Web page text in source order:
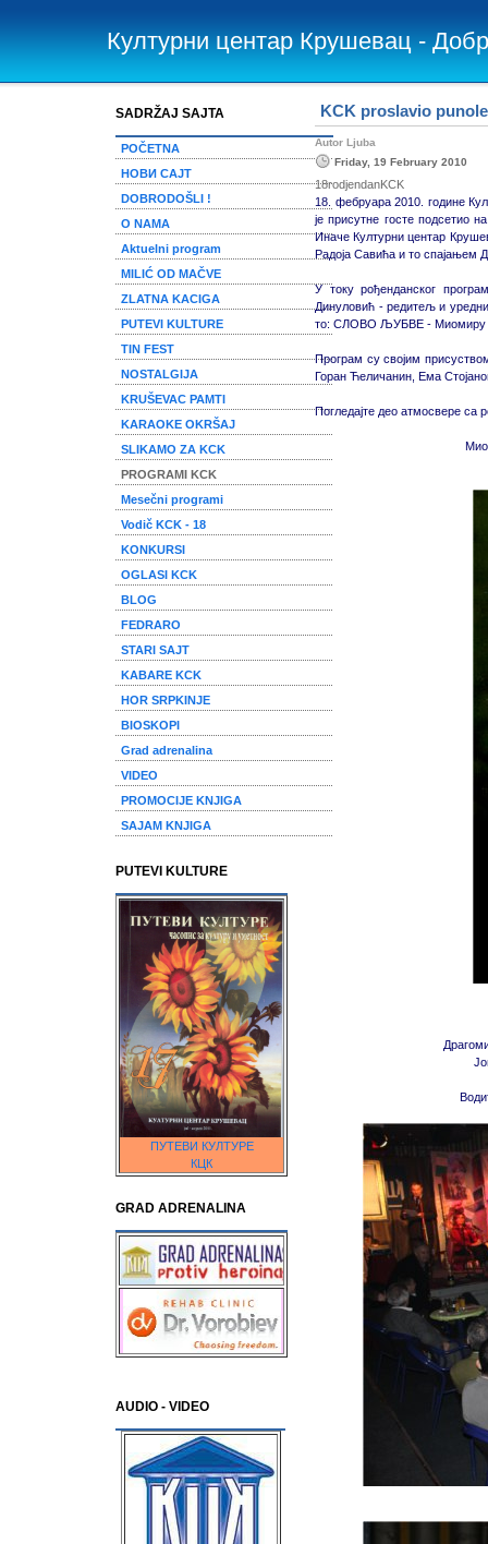
Културни центар Крушевац -
SADRŽAJ SAJTA
POČETNA
НОВИ САЈТ
DOBRODOŠLI !
O NAMA
Aktuelni program
MILIĆ OD MAČVE
ZLATNA KACIGA
PUTEVI KULTURE
TIN FEST
NOSTALGIJA
KRUŠEVAC PAMTI
KARAOKE OKRŠAJ
SLIKAMO ZA KCK
PROGRAMI KCK
Mesečni programi
Vodič KCK - 18
KONKURSI
OGLASI KCK
BLOG
FEDRARO
STARI SAJT
KABARE KCK
HOR SRPKINJE
BIOSKOPI
Grad adrenalina
VIDEO
PROMOCIJE KNJIGA
SAJAM KNJIGA
PUTEVI KULTURE
ПУТЕВИ КУЛТУРЕ
КЦК
GRAD ADRENALINA
AUDIO - VIDEO
KCK proslavio
Autor Ljuba
Friday, 19 February 2010
18rodjendanKCK
18. фебруара 2010. године
је присутне госте подсетио
Иначе Културни центар
Радоја Савића и то
У току рођенданског
Динуловић - редитељ и
то: СЛОВО ЉУБВЕ - Миомиру
Програм су својим
Горан Ћеличанин, Ема
Погледајте део атмосвере са